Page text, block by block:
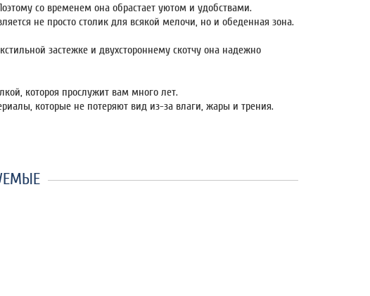
со временем она обрастает уютом и удобствами.
не просто столик для всякой мелочи, но и обеденная зона.
застежке и двухстороннему скотчу она надежно
котороя прослужит вам много лет.
которые не потеряют вид из-за влаги, жары и трения.